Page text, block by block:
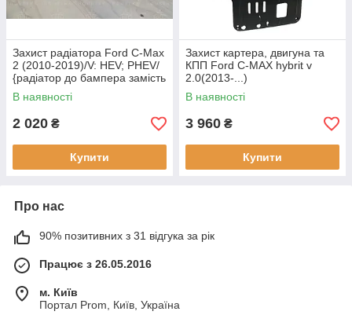
Захист радіатора Ford C-Max
2 (2010-2019)/V: HEV; PHEV/
{радіатор до бампера замість
пластику} Окремо від захисту
не встановлюєтьс
В наявності
2 020 ₴
Купити
Захист картера, двигуна та
КПП Ford C-MAX hybrit v
2.0(2013-...)
В наявності
3 960 ₴
Купити
Про нас
90% позитивних з 31 відгука за рік
Працює з 26.05.2016
м. Київ
Портал Prom, Київ, Україна